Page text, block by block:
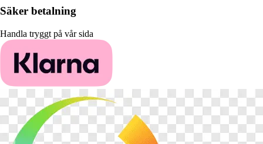
Säker betalning
Handla tryggt på vår sida